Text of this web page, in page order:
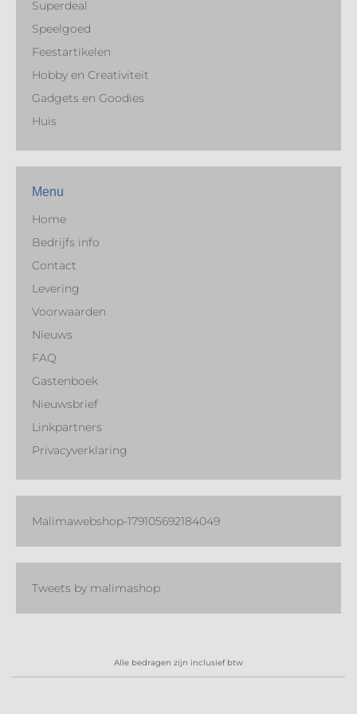
Superdeal
Speelgoed
Feestartikelen
Hobby en Creativiteit
Gadgets en Goodies
Huis
Menu
Home
Bedrijfs info
Contact
Levering
Voorwaarden
Nieuws
FAQ
Gastenboek
Nieuwsbrief
Linkpartners
Privacyverklaring
Malimawebshop-179105692184049
Tweets by malimashop
Alle bedragen zijn inclusief btw